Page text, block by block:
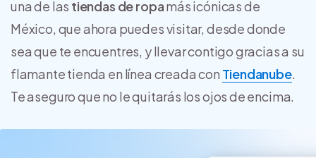
una de las tiendas de ropamás icónicas de
México, que ahora puedes visitar, desde donde
sea que te encuentres, y llevar contigo gracias a su
flamante tienda en línea creada con Tiendanube.
Te aseguro que no le quitarás los ojos de encima.